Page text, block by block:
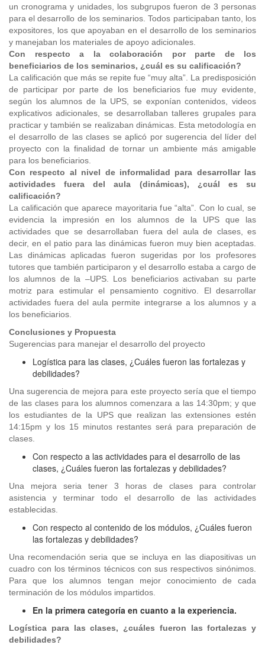
un cronograma y unidades, los subgrupos fueron de 3 personas
para el desarrollo de los seminarios. Todos participaban tanto, los
expositores, los que apoyaban en el desarrollo de los seminarios
y manejaban los materiales de apoyo adicionales.
Con respecto a la colaboración por parte de los
beneficiarios de los seminarios, ¿cuál es su calificación?
La calificación que más se repite fue “muy alta”. La predisposición
de participar por parte de los beneficiarios fue muy evidente,
según los alumnos de la UPS, se exponían contenidos, videos
explicativos adicionales, se desarrollaban talleres grupales para
practicar y también se realizaban dinámicas. Esta metodología en
el desarrollo de las clases se aplicó por sugerencia del líder del
proyecto con la finalidad de tornar un ambiente más amigable
para los beneficiarios.
Con respecto al nivel de informalidad para desarrollar las
actividades fuera del aula (dinámicas), ¿cuál es su
calificación?
La calificación que aparece mayoritaria fue “alta”. Con lo cual, se
evidencia la impresión en los alumnos de la UPS que las
actividades que se desarrollaban fuera del aula de clases, es
decir, en el patio para las dinámicas fueron muy bien aceptadas.
Las dinámicas aplicadas fueron sugeridas por los profesores
tutores que también participaron y el desarrollo estaba a cargo de
los alumnos de la –UPS. Los beneficiarios activaban su parte
motriz para estimular el pensamiento cognitivo. El desarrollar
actividades fuera del aula permite integrarse a los alumnos y a
los beneficiarios.
Conclusiones y Propuesta
Sugerencias para manejar el desarrollo del proyecto
Logística para las clases, ¿Cuáles fueron las fortalezas y
debilidades?
Una sugerencia de mejora para este proyecto sería que el tiempo
de las clases para los alumnos comenzara a las 14:30pm; y que
los estudiantes de la UPS que realizan las extensiones estén
14:15pm y los 15 minutos restantes será para preparación de
clases.
Con respecto a las actividades para el desarrollo de las
clases, ¿Cuáles fueron las fortalezas y debilidades?
Una mejora seria tener 3 horas de clases para controlar
asistencia y terminar todo el desarrollo de las actividades
establecidas.
Con respecto al contenido de los módulos, ¿Cuáles fueron
las fortalezas y debilidades?
Una recomendación seria que se incluya en las diapositivas un
cuadro con los términos técnicos con sus respectivos sinónimos.
Para que los alumnos tengan mejor conocimiento de cada
terminación de los módulos impartidos.
En la primera categoría en cuanto a la experiencia.
Logística para las clases, ¿cuáles fueron las fortalezas y
debilidades?